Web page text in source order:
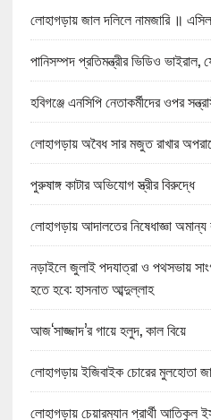
লোহাগড়ায় জাল দলিলে নামজারি ॥
পানিসম্পদ প্রতিমন্ত্রীর ভিডিও ভাইরাল,
হবিগঞ্জে এনসিপি নেতাকর্মীদের ওপর
লোহাগড়ায় অবৈধ সার মজুত রাখার
পুরুষাঙ্গ কাটার অভিযোগ স্ত্রীর বিরুদ্ধে
লোহাগড়ায় আদালতের নিষেধাজ্ঞা
নড়াইলে জুলাই পদযাত্রা ও পথসভায়
হতে হবে: হাসনাত আব্দুল্লাহ
আজ‘সাজ্জাদ’র গায়ে হলুদ, কাল বিয়ে
লোহাগড়ায় ইজিবাইক চোরের মুলহোতা
লোহাগড়ায় চেয়ারম্যান প্রার্থী আতিকুল